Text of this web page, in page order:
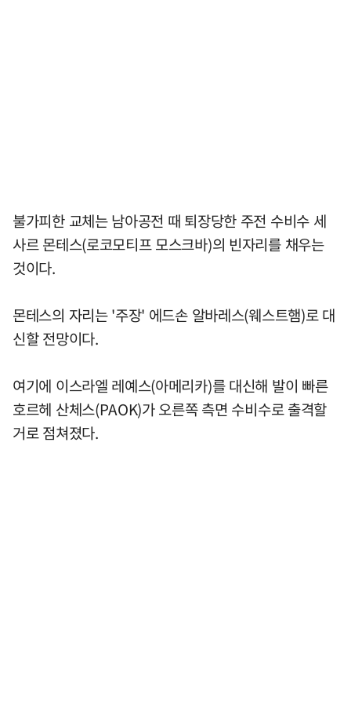
불가피한 교체는 남아공전 때 퇴장당한 주전 수비수 세
사르 몬테스(로코모티프 모스크바)의 빈자리를 채우는
것이다.
몬테스의 자리는 '주장' 에드손 알바레스(웨스트햄)로 대
신할 전망이다.
여기에 이스라엘 레예스(아메리카)를 대신해 발이 빠른
호르헤 산체스(PAOK)가 오른쪽 측면 수비수로 출격할
거로 점쳐졌다.